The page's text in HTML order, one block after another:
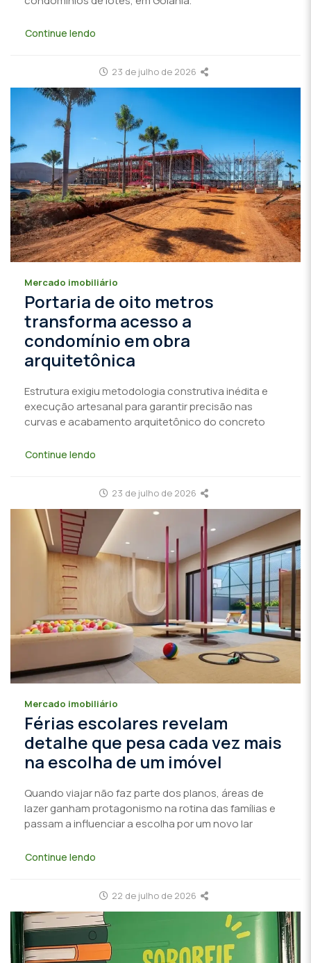
Continue lendo
23 de julho de 2026
Mercado imobiliário
Portaria de oito metros
transforma acesso a
condomínio em obra
arquitetônica
Estrutura exigiu metodologia construtiva inédita e
execução artesanal para garantir precisão nas
curvas e acabamento arquitetônico do concreto
Continue lendo
23 de julho de 2026
Mercado imobiliário
Férias escolares revelam
detalhe que pesa cada vez mais
na escolha de um imóvel
Quando viajar não faz parte dos planos, áreas de
lazer ganham protagonismo na rotina das famílias e
passam a influenciar a escolha por um novo lar
Continue lendo
22 de julho de 2026